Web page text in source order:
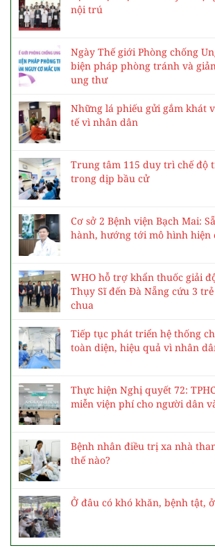
nội trú
Ngày Thế giới Phòng chống
biện pháp phòng tránh và
ung thư
Những lá phiếu gửi gắm khát
tế vì nhân dân
Trung tâm 115 duy trì chế độ
trong dịp bầu cử
Cơ sở 2 Bệnh viện Bạch Mai:
hành, hướng tới mô hình hiện
WHO hỗ trợ khẩn thuốc giải
Thụy Sĩ đến Đà Nẵng cứu 3
chua
Tiếp tục phát triển hệ thống
toàn diện, hiệu quả vì nhân
Thực hiện Nghị quyết 72:
miễn viện phí cho người dân
Bệnh nhân điều trị xa nhà
thế nào?
Ở đâu có khó khăn, bệnh tật,